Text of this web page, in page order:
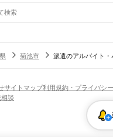
検索
更
尾市水俣市玉名市山鹿市菊池市宇土市
木町 阿蘇郡上
洲駅 大野下駅 玉名駅肥後伊倉駅 木葉駅
駅熊本駅西熊本駅川尻駅富合駅宇土
駅
東海学園前駅
ス
ス
皿洗い・洗い場精肉・
バー（
飲食店（店長・マネージ
髪型・髪色自由
留学生・外
ンティア熊本県 菊池市 バイト
菊池市 派遣のアルバイト・
サイトマップ利用規約・プライバシ
談